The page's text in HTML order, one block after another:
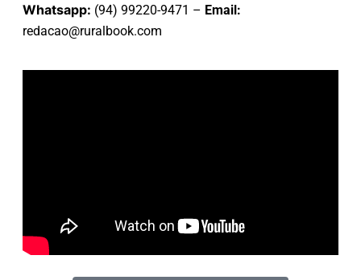
Whatsapp: (94) 99220-9471 – Email:
redacao@ruralbook.com